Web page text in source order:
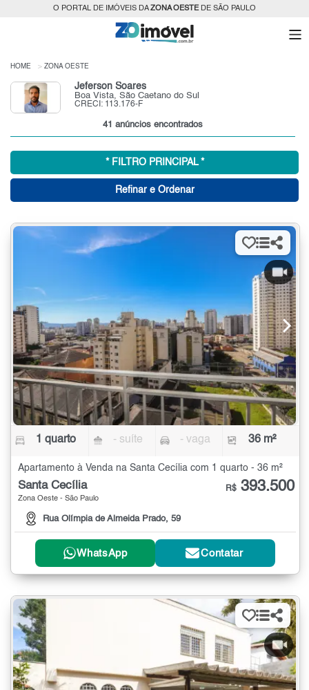
O PORTAL DE IMÓVEIS DAZONA OESTEDE SÃO PAULO
HOME ZONA OESTE
Jeferson Soares
Boa Vista, São Caetano do Sul
CRECI: 113.176-F
41 anúncios encontrados
* FILTRO PRINCIPAL *
Refinar e Ordenar
1 quarto - suíte - vaga 36 m²
Apartamento à Venda na Santa Cecília com 1 quarto - 36 m²
Santa Cecília
Zona Oeste - São Paulo
Rua Olímpia de Almeida Prado, 59
R$ 393.500
WhatsApp Contatar